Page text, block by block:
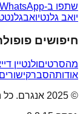
שתפו ב-WhatsApp
יואב גלנטיואבגלנט
חיפושים
מהסרטיםולנטיין דיי
אודותהסבר
© 2025 אנגרם. כל הזכויות שמורות.